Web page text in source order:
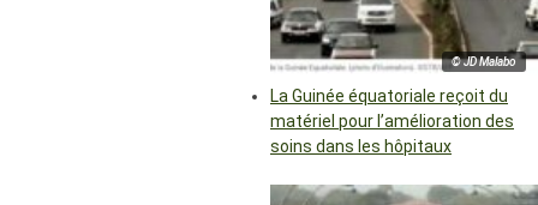
© JD Malabo
La Guinée équatoriale reçoit du
matériel pour l’amélioration des
soins dans les hôpitaux